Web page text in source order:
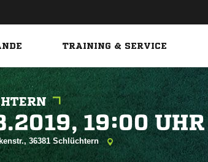
TRAINING & SERVICE
  
36381 Schlüchtern